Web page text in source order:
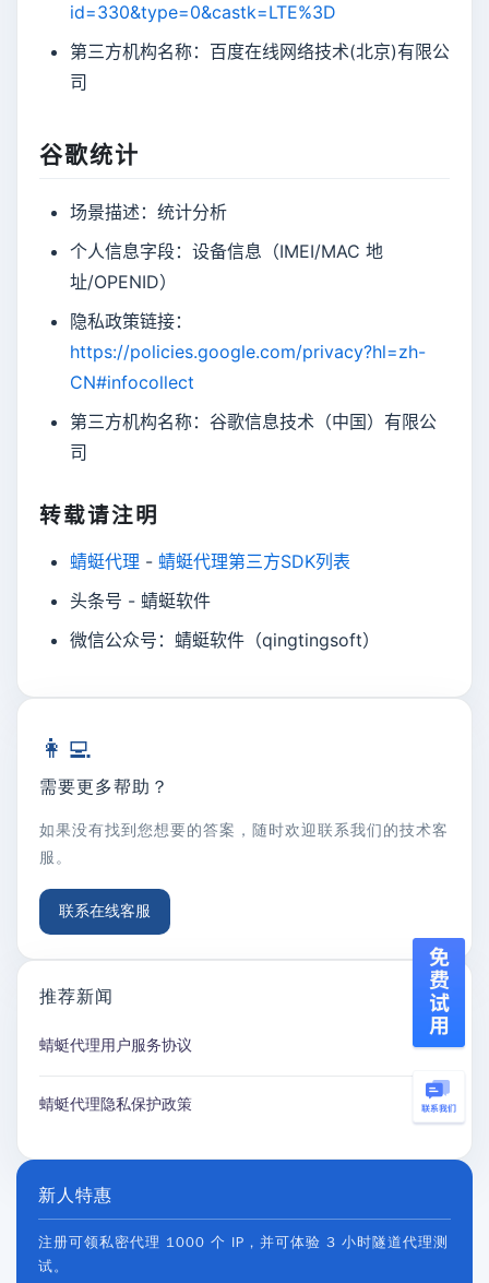
id=330&type=0&castk=LTE%3D
第三方机构名称：百度在线网络技术(北京)有限公
司
谷歌统计
场景描述：统计分析
个人信息字段：设备信息（IMEI/MAC 地
址/OPENID）
隐私政策链接：
https://policies.google.com/privacy?hl=zh-
CN#infocollect
第三方机构名称：谷歌信息技术（中国）有限公
司
转载请注明
蜻蜓代理 - 蜻蜓代理第三方SDK列表
头条号 - 蜻蜓软件
微信公众号：蜻蜓软件（qingtingsoft）
👩‍💻
需要更多帮助？
如果没有找到您想要的答案，随时欢迎联系我们的技术客
服。
联系在线客服
推荐新闻
蜻蜓代理用户服务协议
蜻蜓代理隐私保护政策
新人特惠
注册可领私密代理 1000 个 IP，并可体验 3 小时隧道代理测
试。